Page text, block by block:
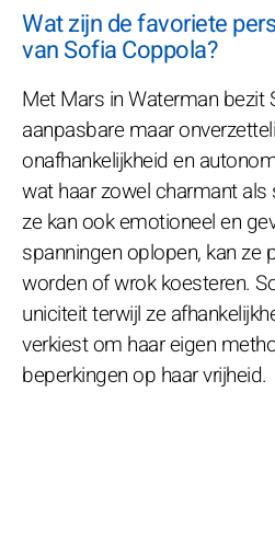
Wat zijn de favoriete
van Sofia Coppola?
Met Mars in Waterman bezit
aanpasbare maar
onafhankelijkheid en
wat haar zowel charmant
ze kan ook emotioneel en
spanningen oplopen, kan ze
worden of wrok koesteren.
uniciteit terwijl ze
verkiest om haar eigen
beperkingen op haar vrijheid.